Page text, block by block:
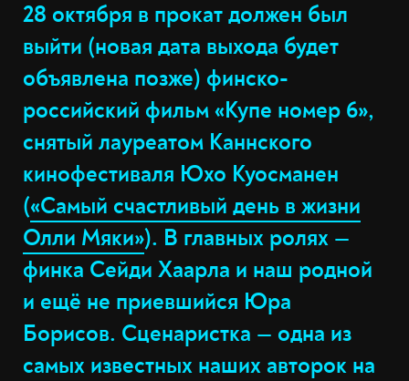
28 октября в прокат должен был
выйти (новая дата выхода будет
объявлена позже) финско-
российский фильм «Купе номер 6»,
снятый лауреатом Каннского
кинофестиваля Юхо Куосманен
(«Самый счастливый день в жизни
Олли Мяки»). В главных ролях —
финка Сейди Хаарла и наш родной
и ещё не приевшийся Юра
Борисов. Сценаристка — одна из
самых известных наших авторок на